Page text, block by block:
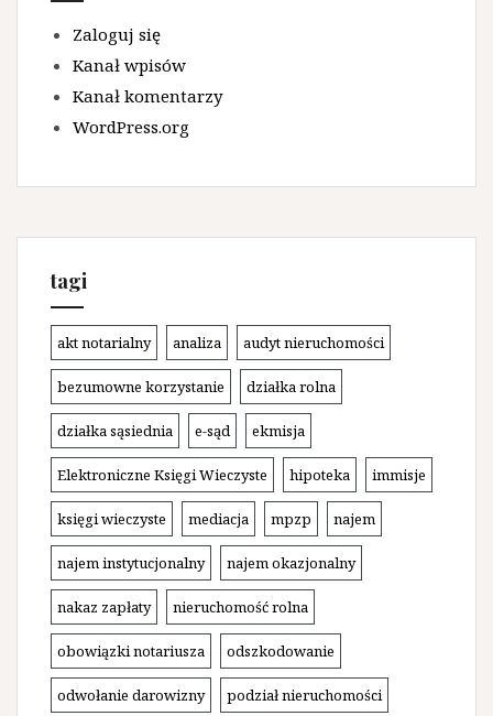
Zaloguj się
Kanał wpisów
Kanał komentarzy
WordPress.org
tagi
akt notarialny analiza audyt nieruchomości
bezumowne korzystanie działka rolna
działka sąsiednia e-sąd ekmisja
Elektroniczne Księgi Wieczyste hipoteka immisje
księgi wieczyste mediacja mpzp najem
najem instytucjonalny najem okazjonalny
nakaz zapłaty nieruchomość rolna
obowiązki notariusza odszkodowanie
odwołanie darowizny podział nieruchomości